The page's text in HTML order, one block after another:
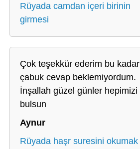
Rüyada camdan içeri birinin
girmesi
Çok teşekkür ederim bu kadar
çabuk cevap beklemiyordum.
İnşallah güzel günler hepimizi
bulsun
Aynur
Rüyada haşr suresini okumak